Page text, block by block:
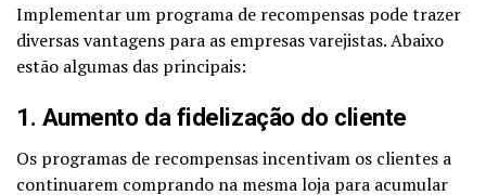
Implementar um programa de recompensas pode trazer
diversas vantagens para as empresas varejistas. Abaixo
estão algumas das principais:
1. Aumento da fidelização do cliente
Os programas de recompensas incentivam os clientes a
continuarem comprando na mesma loja para acumular